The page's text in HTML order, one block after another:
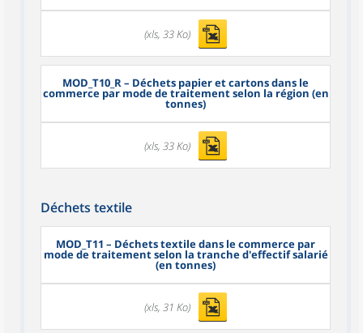
(xls, 33 Ko)
MOD_T10_R– Déchets papier et cartons dans le
commerce par mode de traitement selon la région (en
tonnes)
(xls, 33 Ko)
Déchets textile
MOD_T11 – Déchets textile dans le commerce par
mode de traitement selon la tranche d'effectif salarié
(en tonnes)
(xls, 31 Ko)